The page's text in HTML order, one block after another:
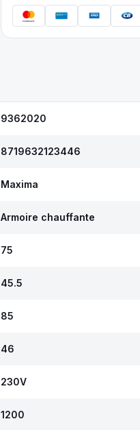
9362020
8719632123446
Maxima
Armoire chauffante
75
45.5
85
46
230V
1200